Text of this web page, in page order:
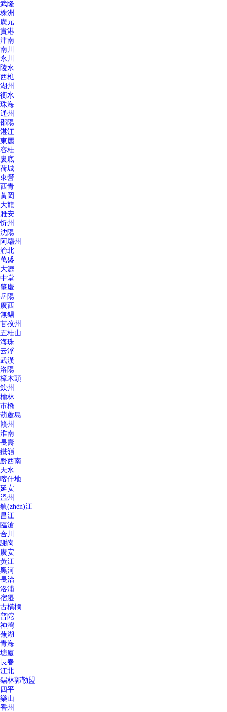
武隆
株洲
廣元
貴港
津南
南川
永川
陵水
西樵
湖州
衡水
珠海
通州
邵陽
湛江
東麗
容桂
婁底
荷城
東營
西青
黃岡
大龍
雅安
忻州
沈陽
阿壩州
渝北
萬盛
大瀝
中堂
肇慶
岳陽
廣西
無錫
甘孜州
五桂山
海珠
云浮
武漢
洛陽
樟木頭
欽州
榆林
市橋
葫蘆島
贛州
淮南
長壽
鐵嶺
黔西南
天水
喀什地
延安
溫州
鎮(zhèn)江
昌江
臨滄
合川
謝崗
廣安
黃江
黑河
長治
洛浦
宿遷
古橫欄
普陀
神灣
蕪湖
青海
塘廈
長春
江北
錫林郭勒盟
四平
樂山
香州